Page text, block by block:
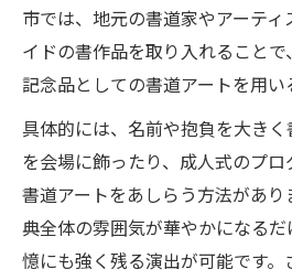
書道アートを学べる大
書道教室の月謝相場と
大人向け書道アート教
介
初心者歓迎の書道教室
出す
書道アートが学べる文
市では、地元の書道家やアーテ
イドの書作品を取り入れること
記念品としての書道アートを用い
具体的には、名前や抱負を大き
を会場に飾ったり、成人式のプ
書道アートをあしらう方法があり
典全体の雰囲気が華やかになる
憶にも強く残る演出が可能です